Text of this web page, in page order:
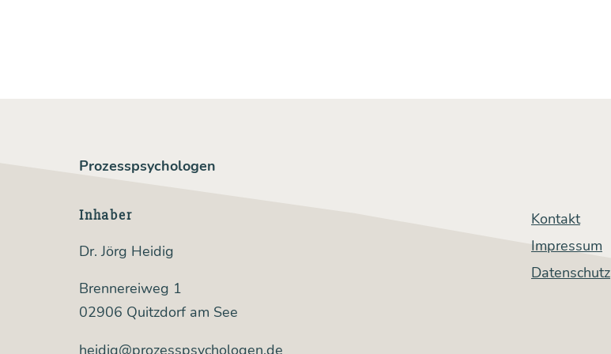
Prozesspsychologen
Inhaber
Dr. Jörg Heidig
Brennereiweg 1
02906 Quitzdorf am See
heidig@prozesspsychologen.de
Kontakt
Impressum
Datenschutz